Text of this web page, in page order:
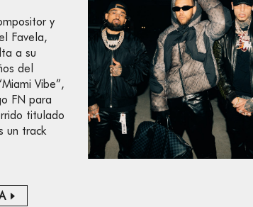
y
Favela,
a su
del
Vibe”,
FN para
titulado
un track